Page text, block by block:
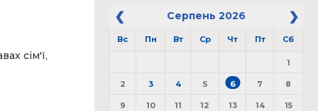
сім'ї,
Серпень 2026
Вс Пн Вт Ср Чт Пт Сб
1
2 3 4 5 6 7 8
9 10 11 12 13 14 15